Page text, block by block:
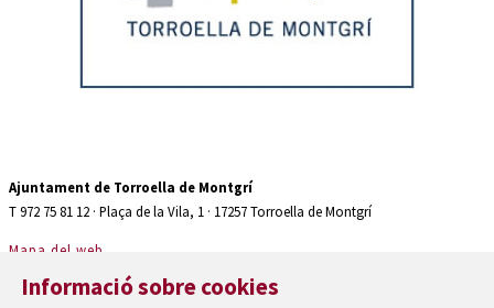
Ajuntament de Torroella de Montgrí
T 972 75 81 12 · Plaça de la Vila, 1 · 17257 Torroella de Montgrí
Mapa del web
Avís Legal
Informació sobre cookies